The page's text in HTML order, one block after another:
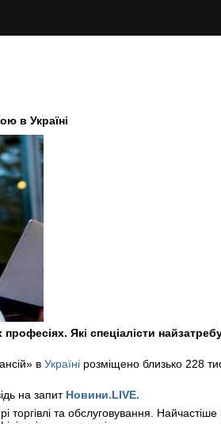
в Україні
Які спеціалісти
в Україні розміщено близько 228
на запит Новини.LIVE.
торгівлі та обслуговування.